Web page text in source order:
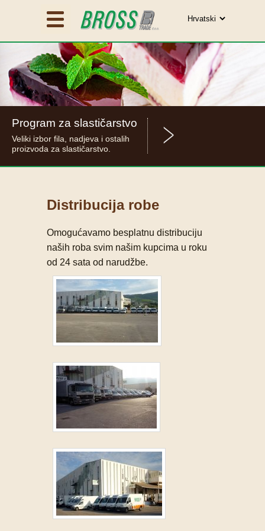
Program za slastičarstvo
Veliki izbor fila, nadjeva i ostalih
proizvoda za slastičarstvo.
Distribucija robe
Omogućavamo besplatnu distribuciju
naših roba svim našim kupcima u roku
od 24 sata od narudžbe.